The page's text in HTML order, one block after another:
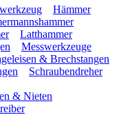
Hämmer
Latthammer
Messwerkzeuge
& Brechstangen
Schraubendreher
& Nieten